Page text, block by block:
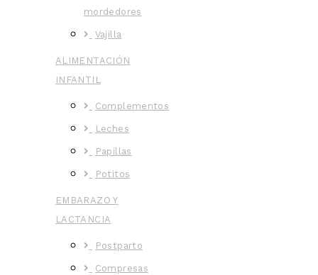
mordedores
Vajilla
ALIMENTACIÓN
INFANTIL
Complementos
Leches
Papillas
Potitos
EMBARAZO Y
LACTANCIA
Postparto
Compresas